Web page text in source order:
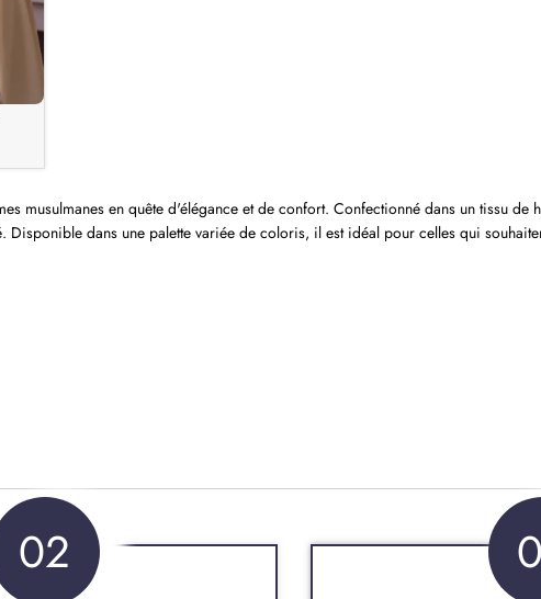
musulmanes en quête d'élégance et de confort. Confectionné dans un tissu
dans une palette variée de coloris, il est idéal pour celles qui
02